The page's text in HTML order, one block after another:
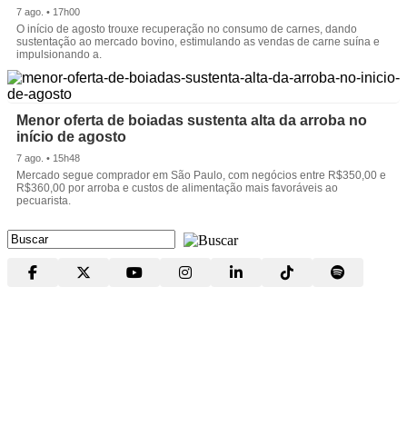
7 ago. • 17h00
O início de agosto trouxe recuperação no consumo de carnes, dando
sustentação ao mercado bovino, estimulando as vendas de carne suína e
impulsionando a.
Menor oferta de boiadas sustenta alta da arroba no
início de agosto
7 ago. • 15h48
Mercado segue comprador em São Paulo, com negócios entre R$350,00 e
R$360,00 por arroba e custos de alimentação mais favoráveis ao
pecuarista.